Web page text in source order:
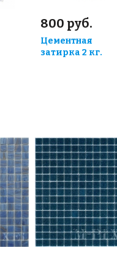
800 руб.
Цементная
затирка 2 кг.